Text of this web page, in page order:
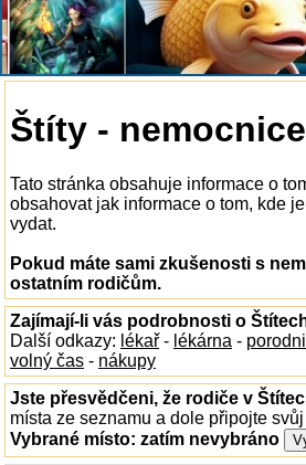
Štíty - nemocnice
Tato stránka obsahuje informace o
obsahovat jak informace o tom, kde
vydat.
Pokud máte sami zkušenosti s
ostatním rodičům.
Zajímají-li vás podrobnosti o
Další odkazy: lékař - lékárna -
volný čas - nákupy
Jste přesvědčeni, že rodiče v
místa ze seznamu a dole připojte
Vybrané místo: zatím nevybráno